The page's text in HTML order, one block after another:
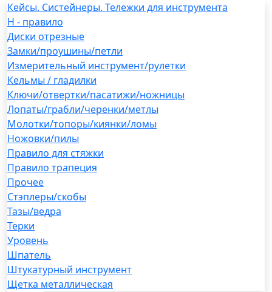
Кейсы. Систейнеры. Тележки для инструмента
H - правило
Диски отрезные
Замки/проушины/петли
Измерительный инструмент/рулетки
Кельмы / гладилки
Ключи/отвертки/пасатижи/ножницы
Лопаты/грабли/черенки/метлы
Молотки/топоры/киянки/ломы
Ножовки/пилы
Правило для стяжки
Правило трапеция
Прочее
Стэплеры/скобы
Тазы/ведра
Терки
Уровень
Шпатель
Штукатурный инструмент
Щетка металлическая